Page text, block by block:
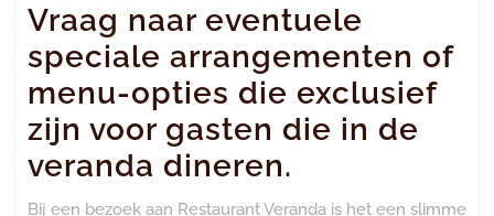
Vraag naar eventuele
speciale arrangementen of
menu-opties die exclusief
zijn voor gasten die in de
veranda dineren.
Bij een bezoek aan Restaurant Veranda is het een slimme